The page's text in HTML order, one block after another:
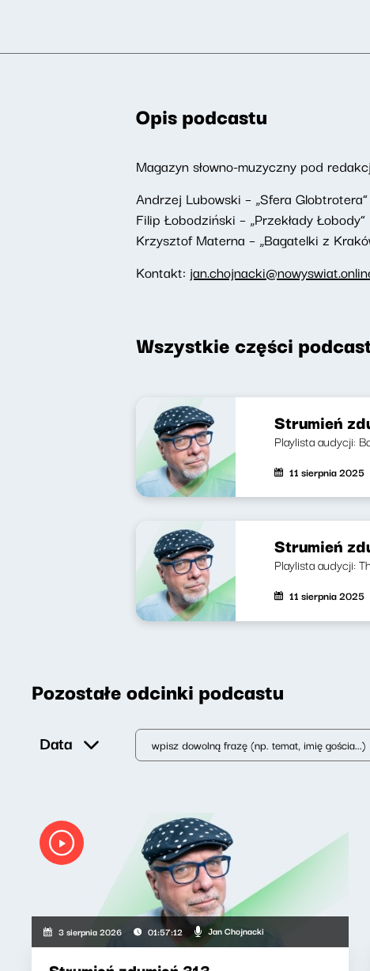
Opis podcastu
Magazyn słowno-muzyczny pod
Andrzej Lubowski – „Sfera Globtrotera”
Filip Łobodziński – „Przekłady Łobody”
Krzysztof Materna – „Bagatelki z
Kontakt:
Wszystkie części
Strumień
Playlista audycji:
11 sierpnia 2025
Strumień
Playlista audycji:
11 sierpnia 2025
Pozostałe odcinki podcastu
Data
3 sierpnia 2026 01:57:12 Jan Chojnacki